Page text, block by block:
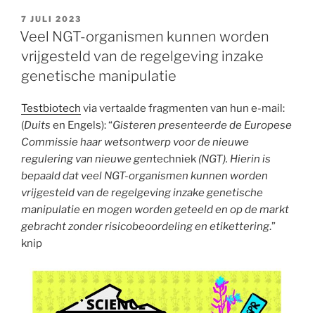
GEPLAATST
OP
7 JULI 2023
Veel NGT-organismen kunnen worden
vrijgesteld van de regelgeving inzake
genetische manipulatie
Testbiotech via vertaalde fragmenten van hun e-mail:
(Duits en Engels): “Gisteren presenteerde de Europese
Commissie haar wetsontwerp voor de nieuwe
regulering van nieuwe gentechniek (NGT). Hierin is
bepaald dat veel NGT-organismen kunnen worden
vrijgesteld van de regelgeving inzake genetische
manipulatie en mogen worden geteeld en op de markt
gebracht zonder risicobeoordeling en etikettering.”
knip